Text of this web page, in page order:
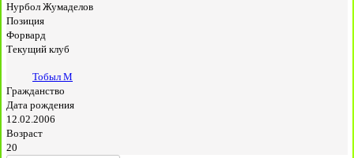
Нурбол Жумаделов
Позиция
Форвард
Текущий клуб
Тобыл М
Гражданство
Дата рождения
12.02.2006
Возраст
20